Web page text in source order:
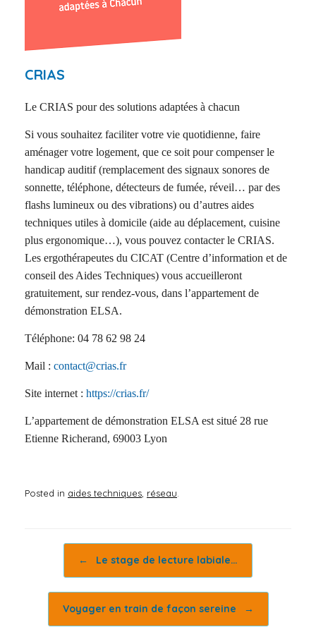
CRIAS
Le CRIAS pour des solutions adaptées à chacun
Si vous souhaitez faciliter votre vie quotidienne, faire
aménager votre logement, que ce soit pour compenser le
handicap auditif (remplacement des signaux sonores de
sonnette, téléphone, détecteurs de fumée, réveil… par des
flashs lumineux ou des vibrations) ou d’autres aides
techniques utiles à domicile (aide au déplacement, cuisine
plus ergonomique…), vous pouvez contacter le CRIAS.
Les ergothérapeutes du CICAT (Centre d’information et de
conseil des Aides Techniques) vous accueilleront
gratuitement, sur rendez-vous, dans l’appartement de
démonstration ELSA.
Téléphone: 04 78 62 98 24
Mail : contact@crias.fr
Site internet : https://crias.fr/
L’appartement de démonstration ELSA est situé 28 rue
Etienne Richerand, 69003 Lyon
Posted in aides techniques réseau
← Le stage de lecture labiale…
Voyager en train de façon sereine →